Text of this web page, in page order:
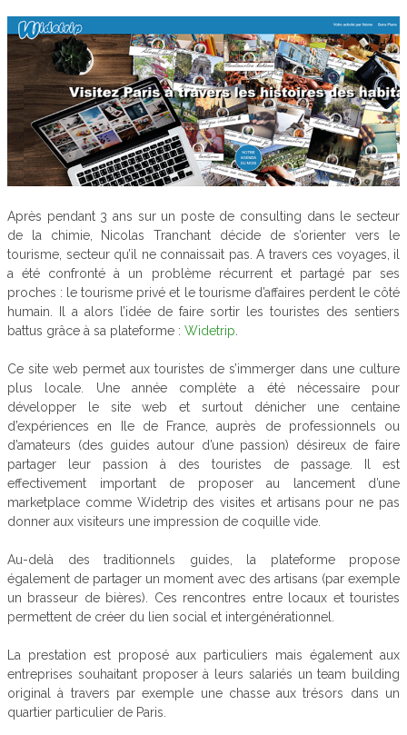
Après pendant 3 ans sur un poste de consulting dans le secteur
de la chimie, Nicolas Tranchant décide de s’orienter vers le
tourisme, secteur qu’il ne connaissait pas. A travers ces voyages, il
a été confronté à un problème récurrent et partagé par ses
proches : le tourisme privé et le tourisme d’affaires perdent le côté
humain. Il a alors l’idée de faire sortir les touristes des sentiers
battus grâce à sa plateforme : Widetrip
Ce site web permet aux touristes de s’immerger dans une culture
plus locale. Une année complète a été nécessaire pour
développer le site web et surtout dénicher une centaine
d’expériences en Ile de France, auprès de professionnels ou
d’amateurs (des guides autour d’une passion) désireux de faire
partager leur passion à des touristes de passage. Il est
effectivement important de proposer au lancement d’une
marketplace comme Widetrip des visites et artisans pour ne pas
donner aux visiteurs une impression de coquille vide.
Au-delà des traditionnels guides, la plateforme propose
également de partager un moment avec des artisans (par exemple
un brasseur de bières). Ces rencontres entre locaux et touristes
permettent de créer du lien social et intergénérationnel.
La prestation est proposé aux particuliers mais également aux
entreprises souhaitant proposer à leurs salariés un team building
original à travers par exemple une chasse aux trésors dans un
quartier particulier de Paris.